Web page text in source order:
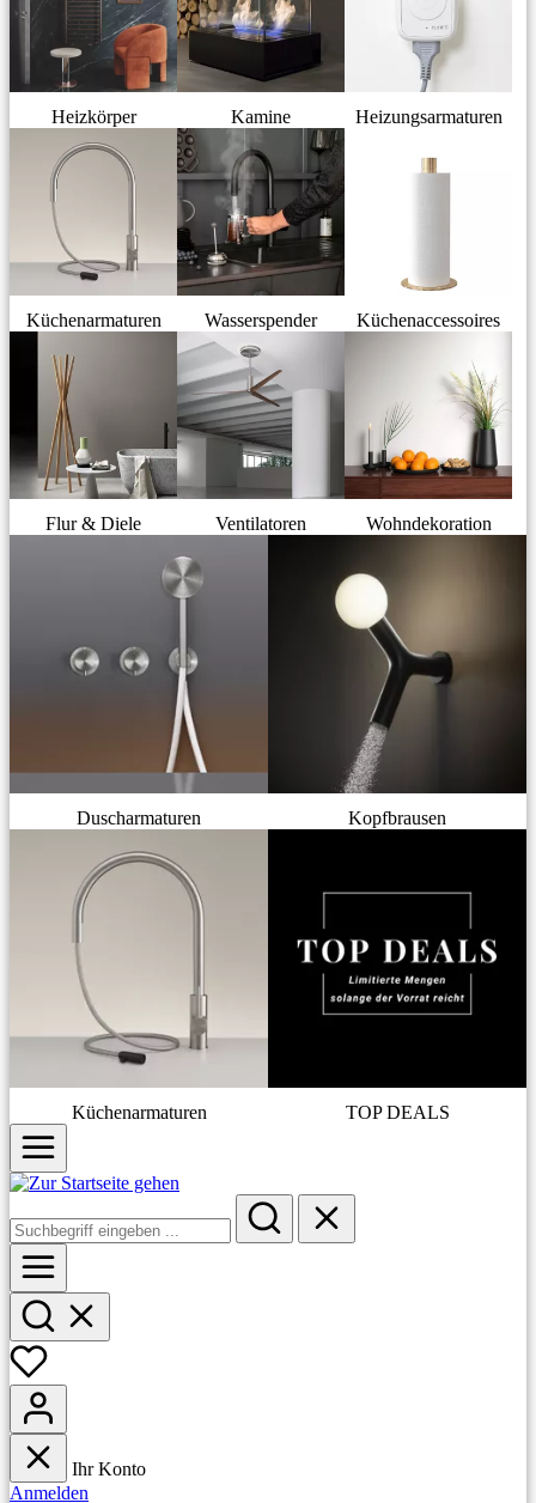
Heizkörper Kamine Heizungsarmaturen
Küchenarmaturen Wasserspender Küchenaccessoires
Flur & Diele Ventilatoren Wohndekoration
Duscharmaturen Kopfbrausen
Küchenarmaturen TOP DEALS
Ihr Konto
Anmelden